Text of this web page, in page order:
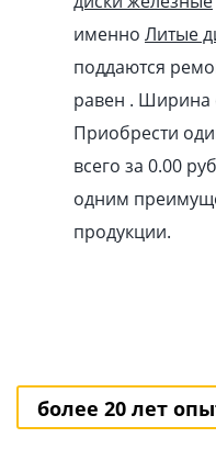
именно Литые
поддаются
равен . Ширина
Приобрести
всего за 0.00 pуб
одним
продукции.
более 20 лет